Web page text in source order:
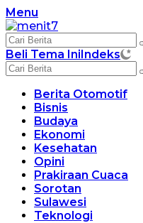
Langsung
ke
konten
Menu
Beli Tema IniIndeks
Berita Otomotif
Bisnis
Budaya
Ekonomi
Kesehatan
Opini
Prakiraan Cuaca
Sorotan
Sulawesi
Teknologi